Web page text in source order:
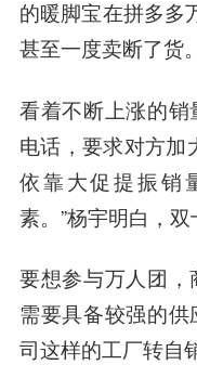
的暖脚宝在拼多多
甚至一度卖断了货。
看着不断上涨的
电话，要求对方加
依靠大促提振销
素。”杨宇明白，双
要想参与万人团
需要具备较强的
司这样的工厂转自